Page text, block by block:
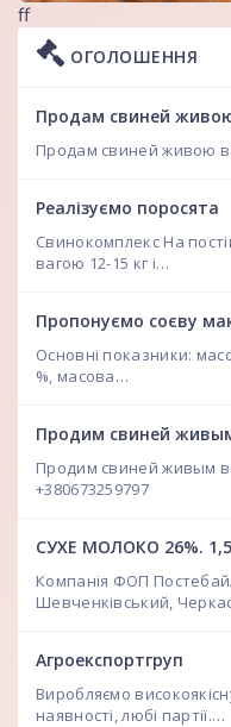
ff
ОГОЛОШЕННЯ
Продам свиней
Продам свиней живою
Реалізуємо поросята
Свинокомплекс На
вагою 12-15 кг і…
Пропонуємо соєву
Основні показники:
%, масова…
Продим свиней
Продим свиней живым
+380673259797
СУХЕ МОЛОКО 26%.
Компанія ФОП
Шевченківський,
Агроекспортгруп
Виробляємо
наявності, любі партії.…